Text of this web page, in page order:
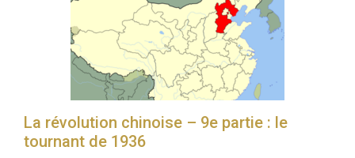
La révolution chinoise – 9e partie : le
tournant de 1936